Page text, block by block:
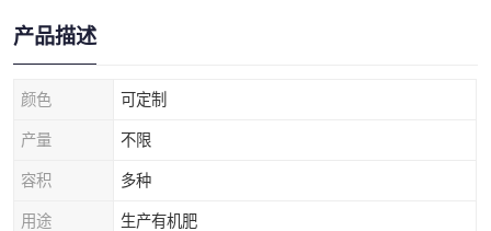
产品描述
颜色 可定制
产量 不限
容积 多种
用途 生产有机肥